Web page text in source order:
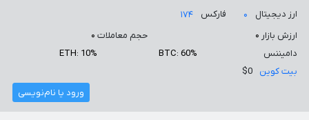
ارز دیجیتال ۰ فارکس
۱۷۴
ارزش بازار ۰ حجم معاملات ۰
دامیننس
BTC: 60%
ETH: 10%
بیت کوین
$0
ورود یا نام‌نویسی